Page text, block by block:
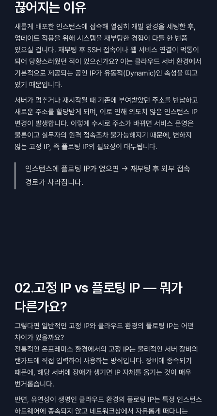
끊어지는 이유
새롭게 배포한 인스턴스에 접속해 열심히 개발 환경을 세팅한 후,
업데이트 적용을 위해 시스템을 재부팅한 경험이 다들 한 번쯤
있으실 겁니다. 재부팅 후 SSH 접속이나 웹 서비스 연결이 먹통이
되어 당황스러웠던 적이 있으신가요? 이는 클라우드 서버 환경에서
기본적으로 제공되는 공인 IP가 유동적(Dynamic)인 속성을 띠고
있기 때문입니다.
서버가 멈추거나 재시작될 때 기존에 부여받았던 주소를 반납하고
새로운 주소를 할당받게 되며, 이로 인해 의도치 않은 인스턴스 IP
변경이 발생합니다. 이렇게 수시로 주소가 바뀌면 서비스 운영은
물론이고 실무자의 원격 접속조차 불가능해지기 때문에, 변하지
않는 고정 IP, 즉 플로팅 IP의 필요성이 대두됩니다.
인스턴스에 플로팅 IP가 없으면 → 재부팅 후 외부 접속
경로가 사라집니다.
02.고정 IP vs 플로팅 IP — 뭐가
다른가요?
그렇다면 일반적인 고정 IP와 클라우드 환경의 플로팅 IP는 어떤
차이가 있을까요?
전통적인 온프레미스 환경에서의 고정 IP는 물리적인 서버 장비의
랜카드에 직접 입력하여 사용하는 방식입니다. 장비에 종속되기
때문에, 해당 서버에 장애가 생기면 IP 자체를 옮기는 것이 매우
번거롭습니다.
반면, 유연성이 생명인 클라우드 환경의 플로팅 IP는 특정 인스턴스
하드웨어에 종속되지 않고 네트워크상에서 자유롭게 떠다니는